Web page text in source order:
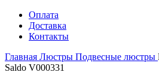
Оплата
Доставка
Контакты
Главная Люстры Подвесные люстры
Saldo V000331